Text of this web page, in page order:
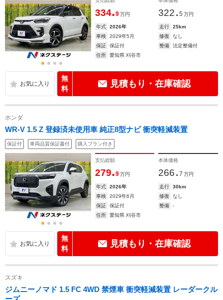
334.9 万円 322. 5 万円
年式 2026年 走行
25km
車検
2029年5月 修復
なし
保証
保証付 整備
法定整備付
住所
愛知県 刈谷市
無
料
見積もり・在庫確認
ホンダ
WR-V 1.5 Z 登録済未使用車 純正8型ナビ 衝突軽減装置
保証付 車両品質保証書付 購入プラン付き
支払総額
279.9 万円
本体価格
266. 7 万円
年式 2026年 走行
30km
車検
2029年6月 修復
なし
保証
保証付 整備
-
住所
愛知県 刈谷市
無
料
見積もり・在庫確認
スズキ
ジムニーノマド 1.5 FC 4WD 禁煙車 衝突軽減装置 レーダークル